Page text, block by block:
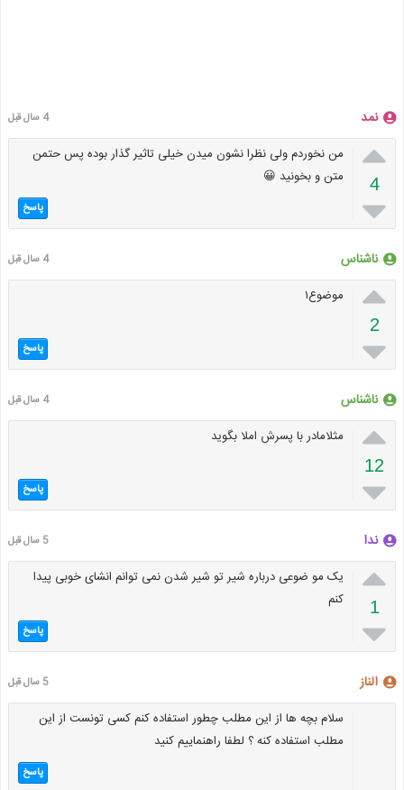
نمد 4 سال قبل

4

من نخوردم ولی نظرا نشون میدن خیلی تاثیر گذار بوده پس حتمن
متن و بخونید 😀
پاسخ
ناشناس 4 سال قبل

2

موضوع۱
پاسخ
ناشناس 4 سال قبل

12

مثلامادر با پسرش املا بگوید
پاسخ
ندا 5 سال قبل

1

یک مو ضوعی درباره شیر تو شیر شدن نمی توانم انشای خوبی پیدا
کنم
پاسخ
الناز 5 سال قبل
سلام بچه ها از این مطلب چطور استفاده کنم کسی تونست از این
مطلب استفاده کنه ؟ لطفا راهنماییم کنید
پاسخ